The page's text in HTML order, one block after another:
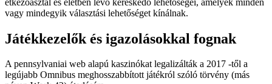
vagy mindegyik választási lehetőséget kínálnak.
Játékkezelők és igazolásokkal fognak
A pennsylvaniai web alapú kaszinókat legalizálták a 2017 -től a
legújabb Omnibus meghosszabbított játékról szóló törvény (más